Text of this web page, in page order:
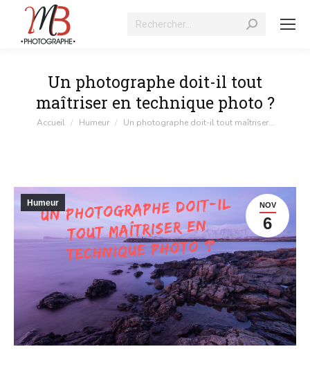
Recherche
Un photographe doit-il tout
maîtriser en technique photo ?
Vous êtes ici :
Accueil Humeur Un photographe doit-il tout maîtriser…
NOV
6
Humeur